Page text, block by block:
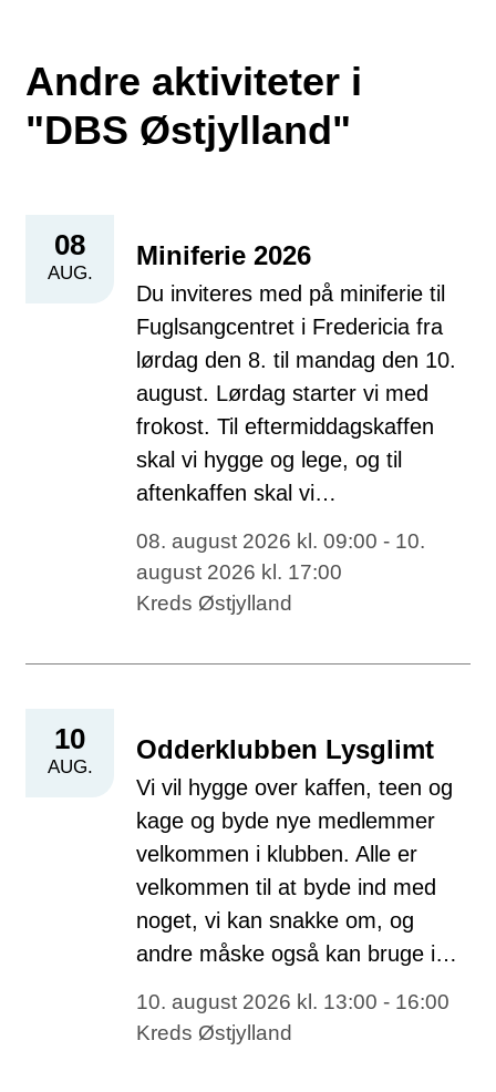
Andre aktiviteter i
"DBS Østjylland"
08
AUG.
Miniferie 2026
Du inviteres med på miniferie til
Fuglsangcentret i Fredericia fra
lørdag den 8. til mandag den 10.
august. Lørdag starter vi med
frokost. Til eftermiddagskaffen
skal vi hygge og lege, og til
aftenkaffen skal vi…
08. august 2026 kl. 09:00 - 10.
august 2026 kl. 17:00
Kreds Østjylland
10
AUG.
Odderklubben Lysglimt
Vi vil hygge over kaffen, teen og
kage og byde nye medlemmer
velkommen i klubben. Alle er
velkommen til at byde ind med
noget, vi kan snakke om, og
andre måske også kan bruge i…
10. august 2026 kl. 13:00 - 16:00
Kreds Østjylland